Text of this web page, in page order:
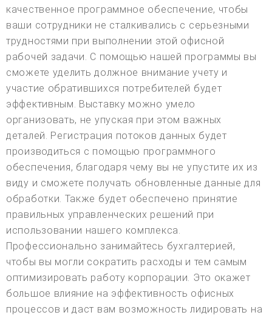
качественное программное обеспечение, чтобы
ваши сотрудники не сталкивались с серьезными
трудностями при выполнении этой офисной
рабочей задачи. С помощью нашей программы вы
сможете уделить должное внимание учету и
участие обратившихся потребителей будет
эффективным. Выставку можно умело
организовать, не упуская при этом важных
деталей. Регистрация потоков данных будет
производиться с помощью программного
обеспечения, благодаря чему вы не упустите их из
виду и сможете получать обновленные данные для
обработки. Также будет обеспечено принятие
правильных управленческих решений при
использовании нашего комплекса.
Профессионально занимайтесь бухгалтерией,
чтобы вы могли сократить расходы и тем самым
оптимизировать работу корпорации. Это окажет
большое влияние на эффективность офисных
процессов и даст вам возможность лидировать на